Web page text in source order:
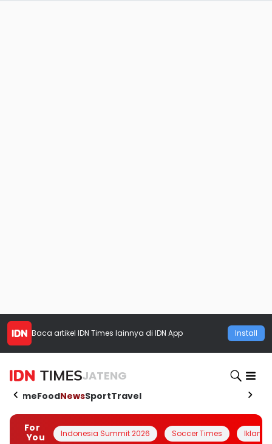
Baca artikel IDN Times lainnya di IDN App Install
JATENG
HomeFoodNewsSportTravel
For
You
Indonesia Summit 2026 Soccer Times Iklanin